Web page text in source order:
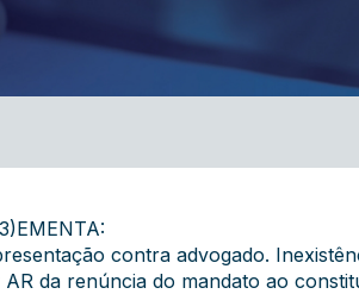
contra advogado.
da renúncia do mandato ao